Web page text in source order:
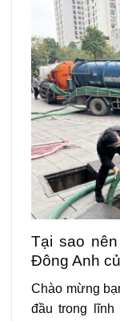
Tại sao
Đông Anh
Chào mừng
đầu trong